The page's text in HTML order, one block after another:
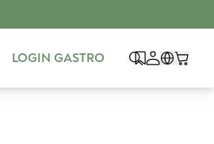
LOGIN GASTRO